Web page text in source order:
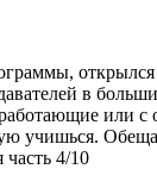
в
или с
учишься.
часть 4/10